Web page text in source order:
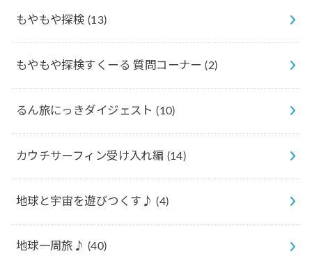
もやもや探検 (13)
もやもや探検すくーる 質問コーナー(2)
るん旅にっきダイジェスト(10)
カウチサーフィン受け入れ編 (14)
地球と宇宙を遊びつくす♪(4)
地球一周旅♪ (40)